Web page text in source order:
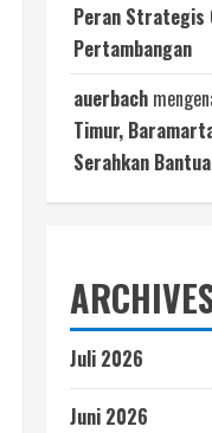
Peran Strategis
Pertambangan
auerbach
Timur,
Serahkan
Juli 2026
Juni 2026